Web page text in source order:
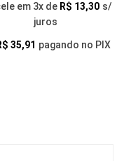
AS
em 3x de R$ 13,30 s/
juros
35,91 pagando no PIX